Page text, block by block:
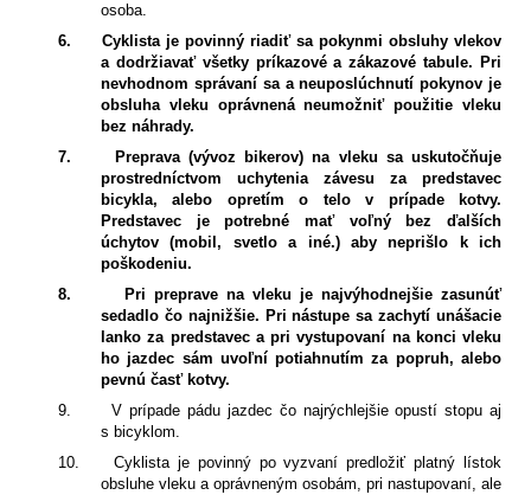
osoba.
6.
Cyklista je povinný riadiť sa pokynmi obsluhy vlekov
a dodržiavať všetky príkazové a zákazové tabule. Pri
nevhodnom správaní sa a neuposlúchnutí pokynov je
obsluha vleku oprávnená neumožniť použitie vleku
bez náhrady.
7.
Preprava (vývoz bikerov) na vleku sa uskutočňuje
prostredníctvom uchytenia závesu za predstavec
bicykla, alebo opretím o telo v prípade kotvy.
Predstavec je potrebné mať voľný bez ďalších
úchytov (mobil, svetlo a iné.) aby neprišlo k ich
poškodeniu.
8.
Pri preprave na vleku je najvýhodnejšie zasunúť
sedadlo čo najnižšie. Pri nástupe sa zachytí unášacie
lanko za predstavec a pri vystupovaní na konci vleku
ho jazdec sám uvoľní potiahnutím za popruh, alebo
pevnú časť kotvy.
9.
V prípade pádu jazdec čo najrýchlejšie opustí stopu aj
s bicyklom.
10.
Cyklista je povinný po vyzvaní predložiť platný lístok
obsluhe vleku a oprávneným osobám, pri nastupovaní, ale